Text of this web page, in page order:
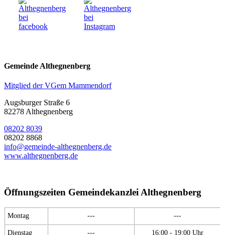
Gemeinde Althegnenberg
Mitglied der VGem Mammendorf
Augsburger Straße 6
82278 Althegnenberg
08202 8039
08202 8868
info@gemeinde-althegnenberg.de
www.althegnenberg.de
Öffnungszeiten Gemeindekanzlei Althegnenberg
Montag --- ---
Dienstag --- 16:00 - 19:00 Uhr